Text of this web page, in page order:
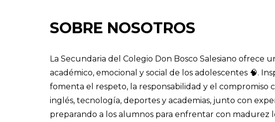
SOBRE NOSOTROS
La Secundaria del Colegio Don Bosco Salesiano ofrece
académico, emocional y social de los adolescentes 🧠.
fomenta el respeto, la responsabilidad y el compromiso
inglés, tecnología, deportes y academias, junto con
preparando a los alumnos para enfrentar con